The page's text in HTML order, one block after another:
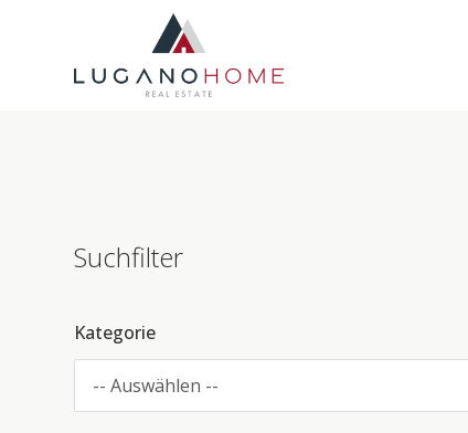
Suchfilter
Kategorie
-- Auswählen --